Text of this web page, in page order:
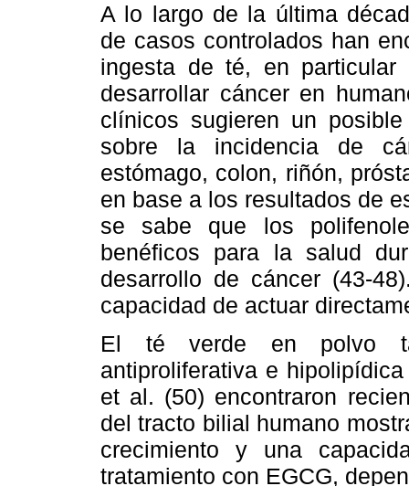
A lo largo de la última
de casos controlados han
ingesta de té, en
desarrollar cáncer en
clínicos sugieren un
sobre la incidencia de
estómago, colon, riñón,
en base a los resultados de
se sabe que los
benéficos para la salud
desarrollo de cáncer (43-
capacidad de actuar
El té verde en polvo
antiproliferativa e
et al. (50) encontraron
del tracto bilial humano
crecimiento y una
tratamiento con EGCG,